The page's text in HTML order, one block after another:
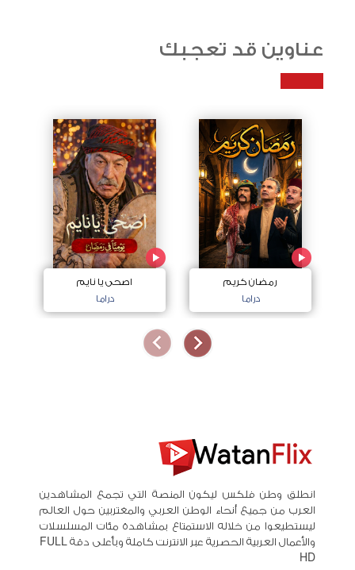
عناوين قد تعجبك
رمضان كريم
دراما
اصحى يا نايم
دراما
انطلق وطن فلكس ليكون المنصة التي تجمع المشاهدين
العرب من جميع أنحاء الوطن العربي والمغتربين حول العالم
ليستطيعوا من خلاله الاستمتاع بمشاهدة مئات المسلسلات
والأعمال العربية الحصرية عبر الانترنت كاملة وبأعلى دقة FULL
HD